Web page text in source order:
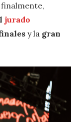
jurado
y la gran